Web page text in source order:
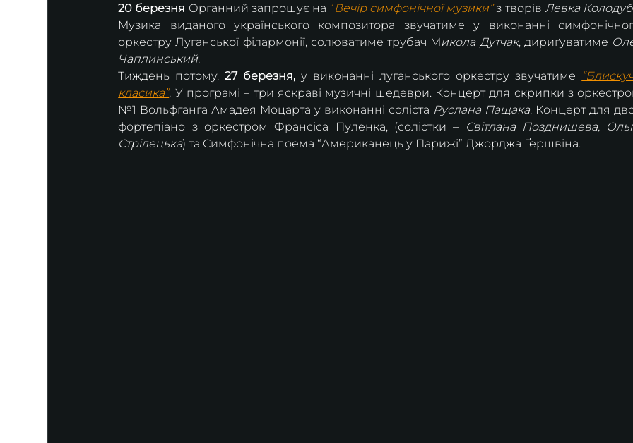
20 березня Органний запрошує на “Вечір симфонічної музики” з творів Левка
Музика виданого українського композитора звучатиме у виконанні
оркестру Луганської філармонії, солюватиме трубач Микола Дутчак, дириґуватиме
Чаплинський.
Тиждень потому, 27 березня, у виконанні луганського оркестру звучатиме
класика”. У програмі – три яскраві музичні шедеври. Концерт для скрипки з
№1 Вольфганга Амадея Моцарта у виконанні соліста Руслана Пащака, Концерт для
фортепіано з оркестром Франсіса Пуленка, (солістки –
Світлана Позднишева,
Стрілецька) та Симфонічна поема “Американець у Парижі” Джорджа Ґершвіна.